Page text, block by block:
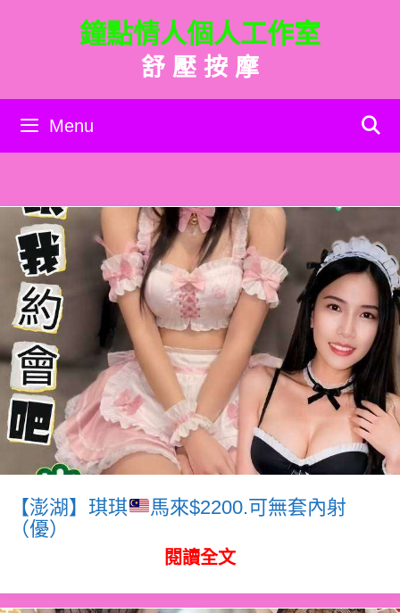
內
鐘點情人個人工作室
舒 壓 按 摩
Menu
【澎湖】琪琪
馬來$2200.可無套內射
（優）
閱讀全文